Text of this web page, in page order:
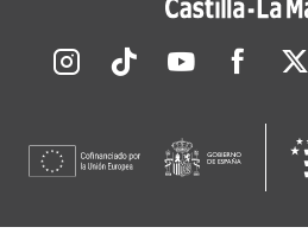
Redes sociales JCCM